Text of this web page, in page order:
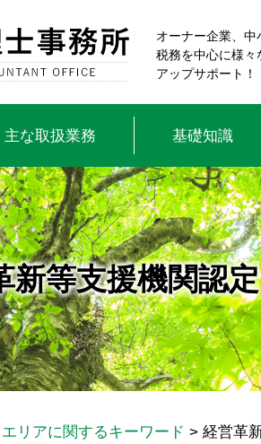
新等支援機関認
オーナー企業、中
税務を中心に様々
アップサポート！
主な取扱業務 基礎知識
エリアに関するキーワード > 経営革